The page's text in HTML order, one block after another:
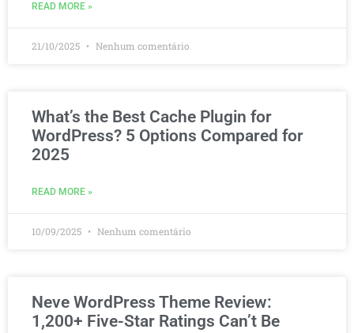
READ MORE »
21/10/2025 Nenhum comentário
What’s the Best Cache Plugin for
WordPress? 5 Options Compared for
2025
READ MORE »
10/09/2025 Nenhum comentário
Neve WordPress Theme Review:
1,200+ Five-Star Ratings Can’t Be